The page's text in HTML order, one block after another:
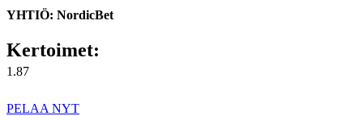
YHTIÖ: NordicBet
Kertoimet:
1.87
PELAA NYT